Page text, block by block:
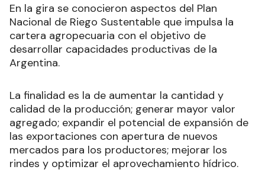
En la gira se conocieron aspectos del Plan
Nacional de Riego Sustentable que impulsa la
cartera agropecuaria con el objetivo de
desarrollar capacidades productivas de la
Argentina.
La finalidad es la de aumentar la cantidad y
calidad de la producción; generar mayor valor
agregado; expandir el potencial de expansión de
las exportaciones con apertura de nuevos
mercados para los productores; mejorar los
rindes y optimizar el aprovechamiento hídrico.